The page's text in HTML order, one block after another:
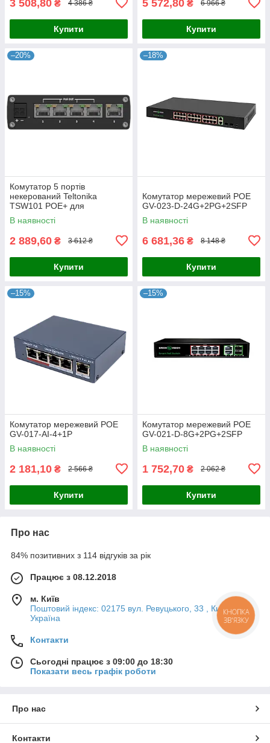
3 508,80 ₴ 4 386 ₴
Купити
5 572,80 ₴ 6 966 ₴
Купити
–20%
Комутатор 5 портів
некерований Teltonika
TSW101 POE+ для
використання в транспорті
В наявності
2 889,60 ₴ 3 612 ₴
Купити
–18%
Комутатор мережевий POE
GV-023-D-24G+2PG+2SFP
В наявності
6 681,36 ₴ 8 148 ₴
Купити
–15%
Комутатор мережевий POE
GV-017-AI-4+1P
В наявності
2 181,10 ₴ 2 566 ₴
Купити
–15%
Комутатор мережевий POE
GV-021-D-8G+2PG+2SFP
В наявності
1 752,70 ₴ 2 062 ₴
Купити
Про нас
84% позитивних з 114 відгуків за рік
Працює з 08.12.2018
м. Київ
Поштовий індекс: 02175 вул. Ревуцького, 33 , Київ,
Україна
Контакти
Сьогодні працює з 09:00 до 18:30
Показати весь графік роботи
Про нас
Контакти
КНОПКА
ЗВ'ЯЗКУ